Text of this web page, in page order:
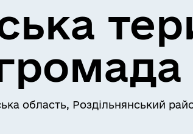
область, Роздільнянський